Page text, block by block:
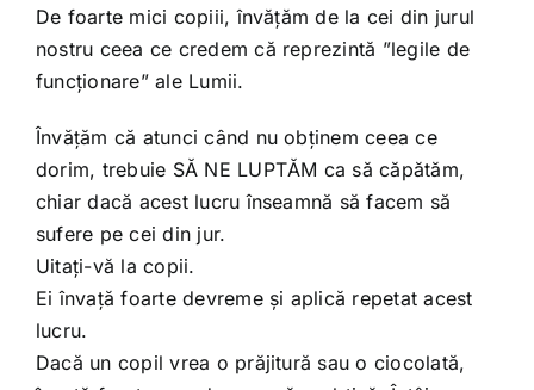
Shop
Tratamente naturale
Iubim fructele
De foarte mici copiii, învățăm de la cei din jurul
nostru ceea ce credem că reprezintă ”legile de
funcționare” ale Lumii.
Învățăm că atunci când nu obținem ceea ce
dorim, trebuie SĂ NE LUPTĂM ca să căpătăm,
chiar dacă acest lucru înseamnă să facem să
sufere pe cei din jur.
Uitați-vă la copii.
Ei învață foarte devreme și aplică repetat acest
lucru.
Dacă un copil vrea o prăjitură sau o ciocolată,